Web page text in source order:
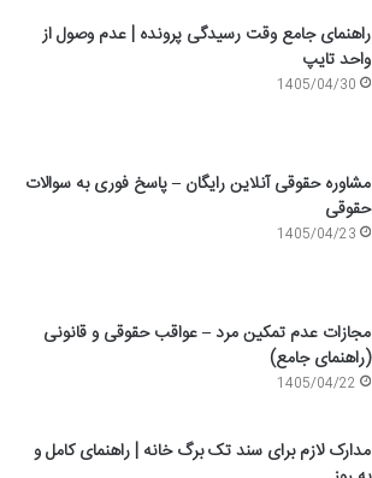
راهنمای جامع وقت رسیدگی پرونده | عدم وصول از
واحد تایپ
1405/04/30
مشاوره حقوقی آنلاین رایگان – پاسخ فوری به سوالات
حقوقی
1405/04/23
مجازات عدم تمکین مرد – عواقب حقوقی و قانونی
(راهنمای جامع)
1405/04/22
مدارک لازم برای سند تک برگ خانه | راهنمای کامل و